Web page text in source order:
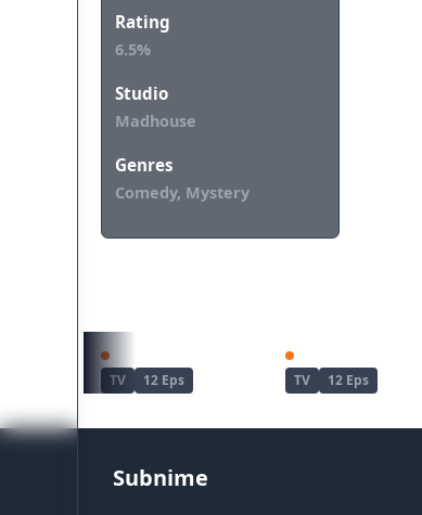
Rating
6.5%
Studio
Madhouse
Genres
Comedy, Mystery
TV 12 Eps TV 12 Eps
Subnime